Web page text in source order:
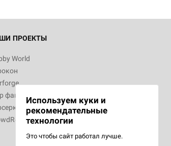
ПРОЕКТЫ
World
фантастикиИспользуем куки и
рекомендательные
технологии
Это чтобы сайт работал лучше.